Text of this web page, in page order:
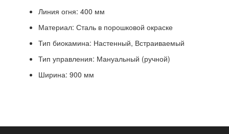
Линия огня: 400 мм
Материал: Сталь в порошковой окраске
Тип биокамина: Настенный, Встраиваемый
Тип управления: Мануальный (ручной)
Ширина: 900 мм